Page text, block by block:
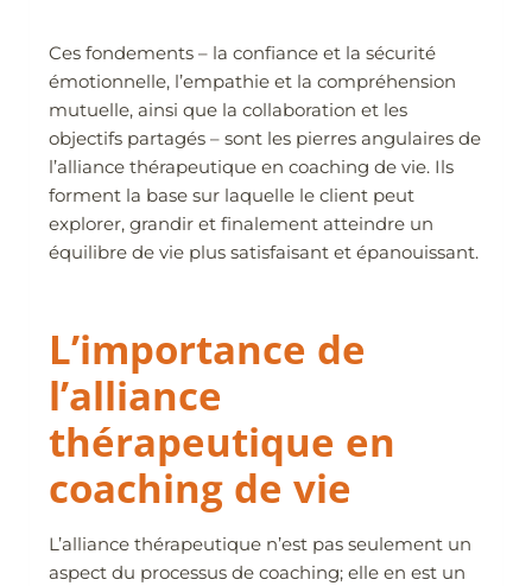
Ces fondements – la confiance et la sécurité
émotionnelle, l’empathie et la compréhension
mutuelle, ainsi que la collaboration et les
objectifs partagés – sont les pierres angulaires de
l’alliance thérapeutique en coaching de vie. Ils
forment la base sur laquelle le client peut
explorer, grandir et finalement atteindre un
équilibre de vie plus satisfaisant et épanouissant.
L’importance de
l’alliance
thérapeutique en
coaching de vie
L’alliance thérapeutique n’est pas seulement un
aspect du processus de coaching; elle en est un